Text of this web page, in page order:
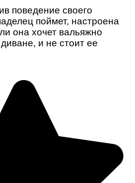
поведение своего
поймет, настроена
она хочет вальяжно
и не стоит ее